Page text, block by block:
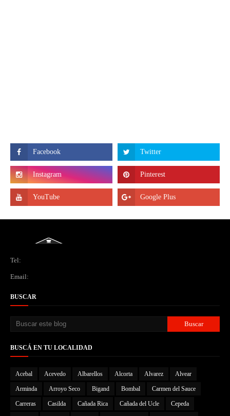
Tel:
Email:
BUSCAR
BUSCÁ EN TU LOCALIDAD
Acebal Acevedo Albarellos Alcorta Alvarez Alvear
Arminda Arroyo Seco Bigand Bombal Carmen del Sauce
Carreras Casilda Cañada Rica Cañada del Ucle Cepeda